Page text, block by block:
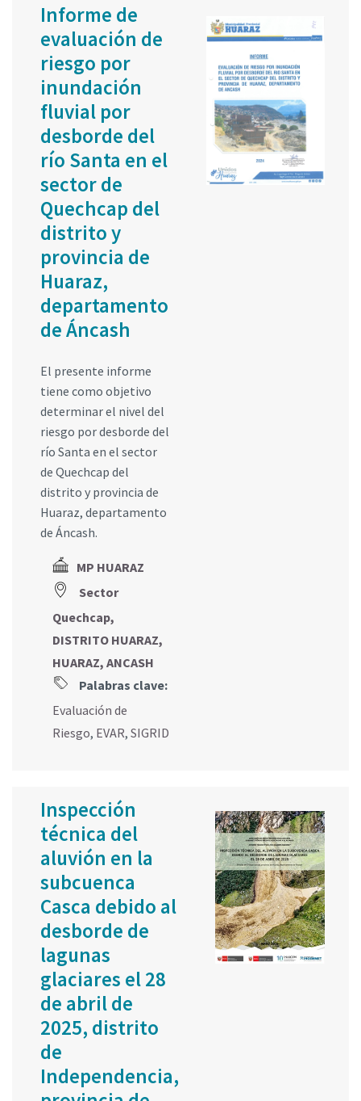
Informe de
evaluación de
riesgo por
inundación
fluvial por
desborde del
río Santa en el
sector de
Quechcap del
distrito y
provincia de
Huaraz,
departamento
de Áncash
El presente informe
tiene como objetivo
determinar el nivel del
riesgo por desborde del
río Santa en el sector
de Quechcap del
distrito y provincia de
Huaraz, departamento
de Áncash.
MP HUARAZ
Sector
Quechcap,
DISTRITO HUARAZ,
HUARAZ, ANCASH
Palabras clave:
Evaluación de
Riesgo, EVAR, SIGRID
Inspección
técnica del
aluvión en la
subcuenca
Casca debido al
desborde de
lagunas
glaciares el 28
de abril de
2025, distrito
de
Independencia,